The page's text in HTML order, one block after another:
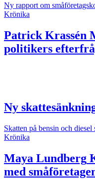
Ny rapport om
Krönika
Patrick Krassén
politikers
Ny
Skatten på bensin och
Krönika
Maya Lundberg
med